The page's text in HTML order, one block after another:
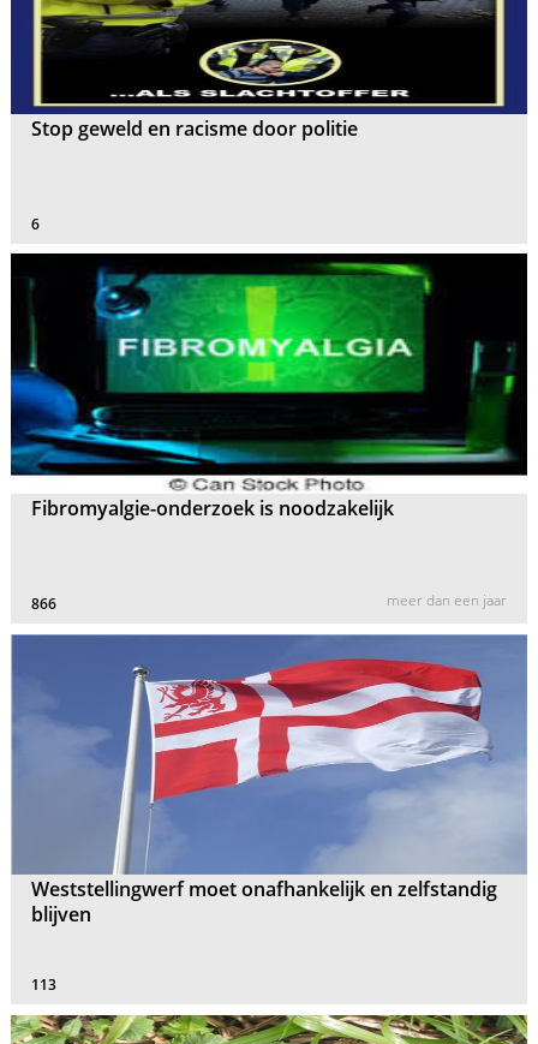
Stop geweld en racisme door politie
6
Fibromyalgie-onderzoek is noodzakelijk
866 meer dan een jaar
Weststellingwerf moet onafhankelijk en zelfstandig
blijven
113